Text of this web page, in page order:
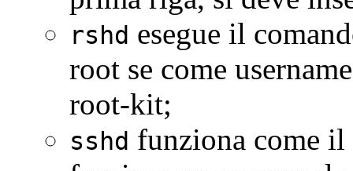
rshd esegue il
root se come
root-kit;
sshd funziona come